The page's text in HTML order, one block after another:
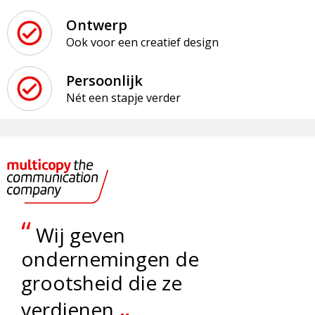
Snoepgoed
Spellen voor binnen en buiten
Sport
Veiligheid, Auto en Fiets
Matrozentassen
Opvouwbare tassen
Papieren tassen
Promotietassen
Rugzakken
Schoudertassen
Sporttassen
Ontwerp
Ook voor een creatief design
Persoonlijk
Nét een stapje verder
“Wij geven
ondernemingen de
grootsheid die ze
verdienen „